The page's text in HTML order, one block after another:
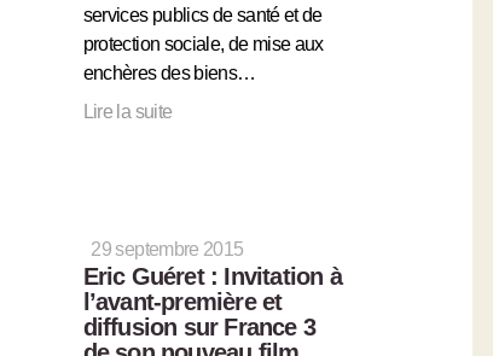
services publics de santé et de
protection sociale, de mise aux
enchères des biens…
Lire la suite
29 septembre 2015
Eric Guéret : Invitation à
l’avant-première et
diffusion sur France 3